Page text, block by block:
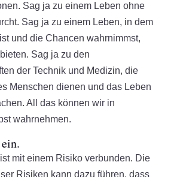
Sag ja zu einem Leben ohne
Sag ja zu einem Leben, in dem
und die Chancen wahrnimmst,
Sag ja zu den
der Technik und Medizin, die
Menschen dienen und das Leben
All das können wir in
wahrnehmen.
mit einem Risiko verbunden. Die
Risiken kann dazu führen, dass